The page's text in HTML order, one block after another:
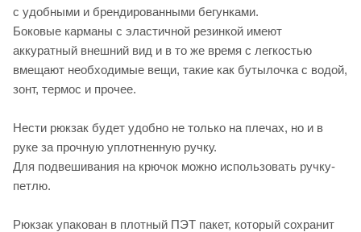
с удобными и брендированными бегунками.
Боковые карманы с эластичной резинкой имеют
аккуратный внешний вид и в то же время с легкостью
вмещают необходимые вещи, такие как бутылочка с водой,
зонт, термос и прочее.
Нести рюкзак будет удобно не только на плечах, но и в
руке за прочную уплотненную ручку.
Для подвешивания на крючок можно использовать ручку-
петлю.
Рюкзак упакован в плотный ПЭТ пакет, который сохранит